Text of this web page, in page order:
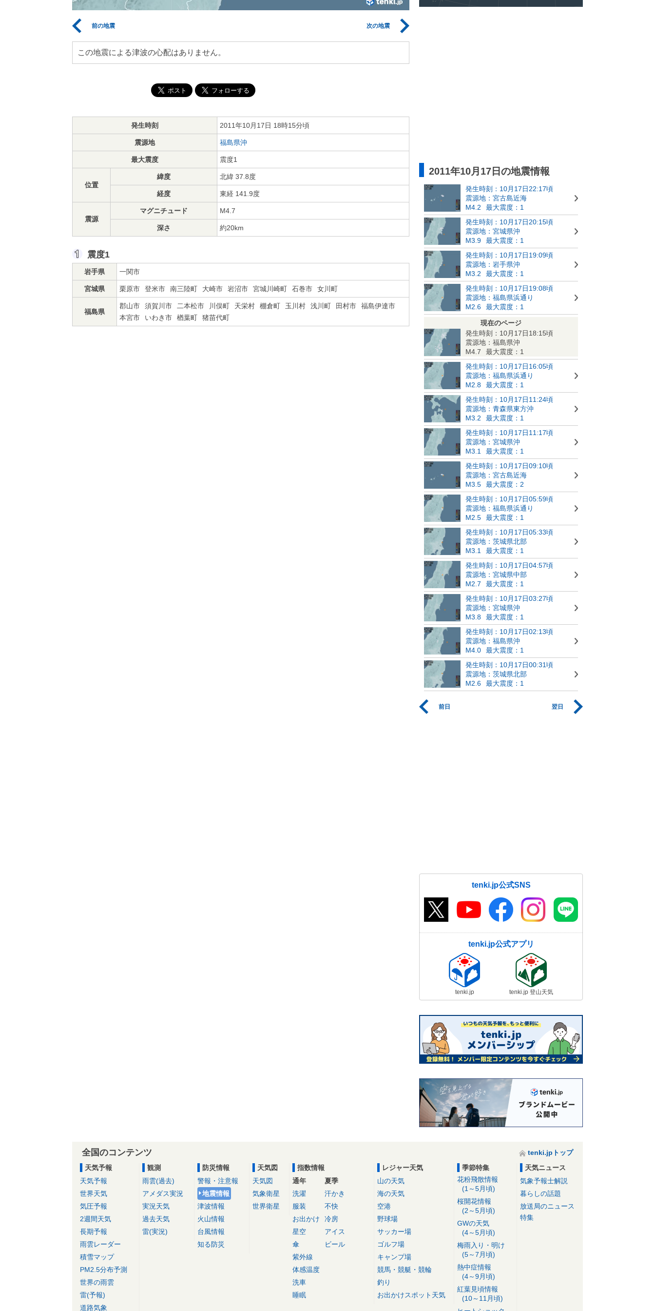
前の地震 次の地震
この地震による津波の心配はありません。
発生時刻 2011年10月17日 18時15分頃
震源地 福島県沖
最大震度 震度1
位置
緯度 北緯 37.8度
経度 東経 141.9度
震源
マグニチュード M4.7
深さ 約20km
震度1
岩手県 一関市
宮城県 栗原市 登米市 南三陸町 大崎市 岩沼市 宮城川崎町 石巻市 女川町
福島県
郡山市 須賀川市 二本松市 川俣町 天栄村 棚倉町 玉川村 浅川町 田村市
福島伊達市
本宮市
いわき市 楢葉町 猪苗代町
2011年10月17日の地震情報
発生時刻：10月17日22:17頃
震源地：宮古島近海
M4.2
最大震度：1
発生時刻：10月17日20:15頃
震源地：宮城県沖
M3.9
最大震度：1
発生時刻：10月17日19:09頃
震源地：岩手県沖
M3.2
最大震度：1
発生時刻：10月17日19:08頃
震源地：福島県浜通り
M2.6
最大震度：1
現在のページ
発生時刻：10月17日18:15頃
震源地：福島県沖
M4.7
最大震度：1
発生時刻：10月17日16:05頃
震源地：福島県浜通り
M2.8
最大震度：1
発生時刻：10月17日11:24頃
震源地：青森県東方沖
M3.2
最大震度：1
発生時刻：10月17日11:17頃
震源地：宮城県沖
M3.1
最大震度：1
発生時刻：10月17日09:10頃
震源地：宮古島近海
M3.5
最大震度：2
発生時刻：10月17日05:59頃
震源地：福島県浜通り
M2.5
最大震度：1
発生時刻：10月17日05:33頃
震源地：茨城県北部
M3.1
最大震度：1
発生時刻：10月17日04:57頃
震源地：宮城県中部
M2.7
最大震度：1
発生時刻：10月17日03:27頃
震源地：宮城県沖
M3.8
最大震度：1
発生時刻：10月17日02:13頃
震源地：福島県沖
M4.0
最大震度：1
発生時刻：10月17日00:31頃
震源地：茨城県北部
M2.6
最大震度：1
前日 翌日
tenki.jp公式SNS
tenki.jp公式アプリ
tenki.jp tenki.jp 登山天気
全国のコンテンツ
tenki.jpトップ
天気予報
天気予報
世界天気
気圧予報
2週間天気
長期予報
雨雲レーダー
積雪マップ
PM2.5分布予測
世界の雨雲
雷(予報)
道路気象
観測
雨雲(過去)
アメダス実況
実況天気
過去天気
雷(実況)
防災情報
警報・注意報
地震情報
津波情報
火山情報
台風情報
知る防災
天気図
天気図
気象衛星
世界衛星
指数情報
通年
洗濯
服装
お出かけ
星空
傘
紫外線
体感温度
洗車
睡眠
夏季
汗かき
不快
冷房
アイス
ビール
レジャー天気
山の天気
海の天気
空港
野球場
サッカー場
ゴルフ場
キャンプ場
競馬・競艇・競輪
釣り
お出かけスポット天気
季節特集
花粉飛散情報
(1～5月頃)
桜開花情報
(2～5月頃)
GWの天気
(4～5月頃)
梅雨入り・明け
(5～7月頃)
熱中症情報
(4～9月頃)
紅葉見頃情報
(10～11月頃)
天気ニュース
気象予報士解説
暮らしの話題
放送局のニュース
特集